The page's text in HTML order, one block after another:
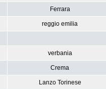
Ferrara
reggio emilia
verbania
Crema
Lanzo Torinese